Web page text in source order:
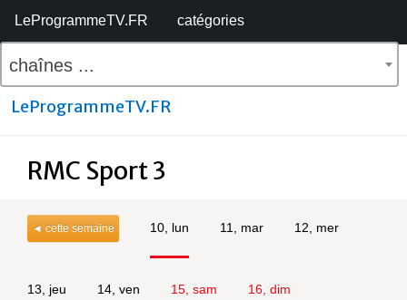
LeProgrammeTV.FR catégories
chaînes ...
LeProgrammeTV.FR
RMC Sport 3
◄ cette semaine 10, lun 11, mar 12, mer
13, jeu 14, ven 15, sam 16, dim